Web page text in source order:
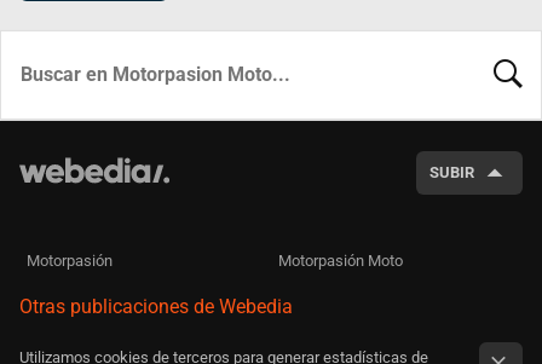
SUBIR
Motorpasión Motorpasión Moto
Otras publicaciones de Webedia
Utilizamos cookies de terceros para generar estadísticas de